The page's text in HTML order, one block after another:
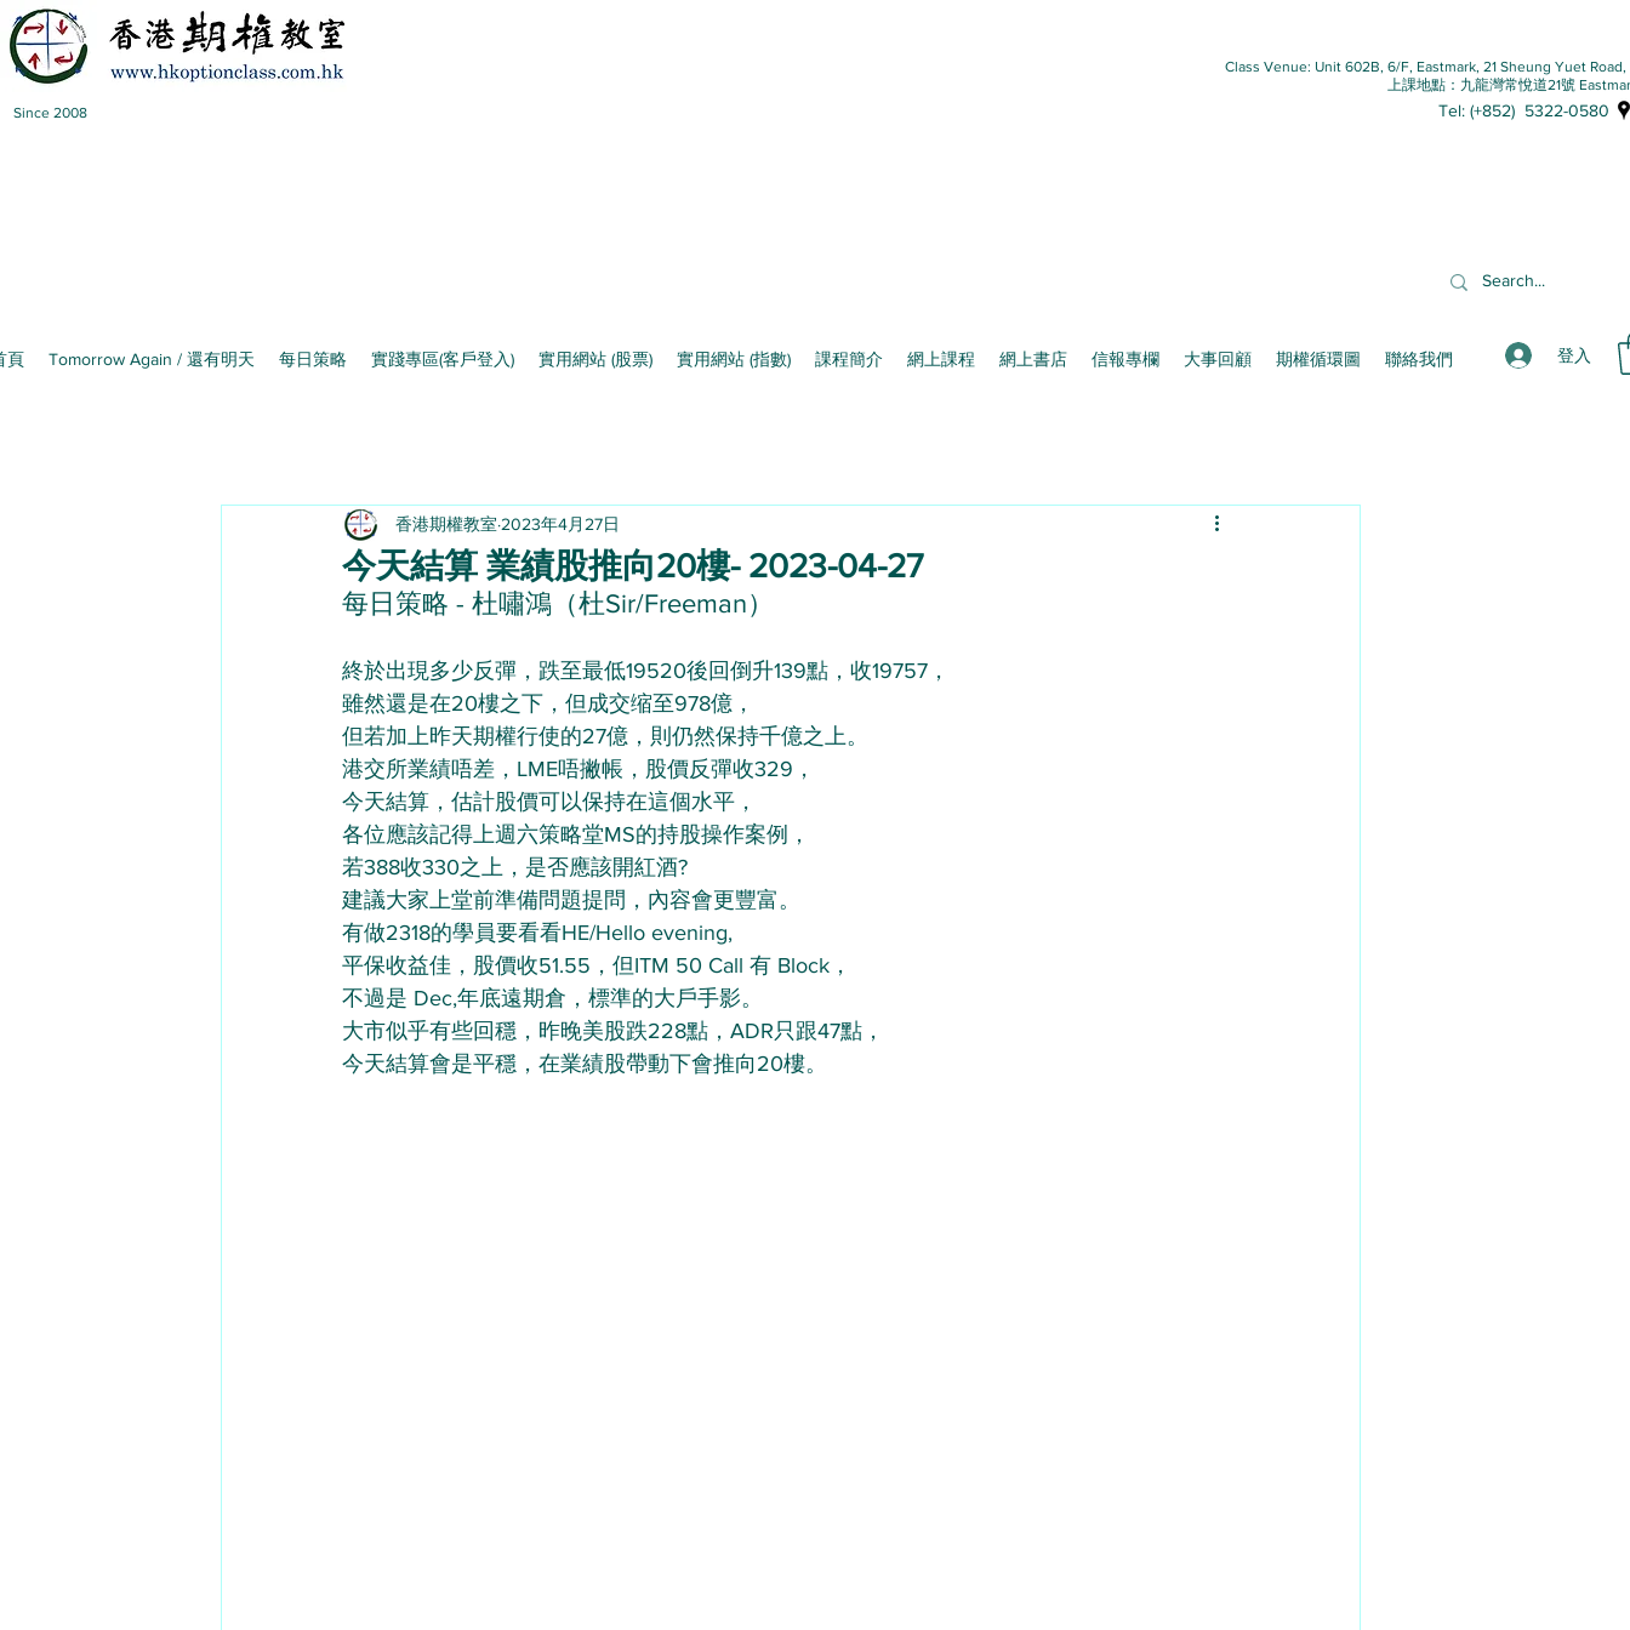
Since 2008
Class Venue: Unit 602B, 6/F, Eastmark, 21 Sheung Yuet
上課地點：九龍灣常悅道21號
Tel: (+852) 5322-0580
頁 Tomorrow Again / 還有明天 每日策略 實踐專區(客戶登入) 實用網站 (股票) 實用網站 (指數) 課程簡介 網上課程 網上書店 信報專欄 大事回顧 期權循環圖 聯絡我們 登入
今天結算 業績股推向20樓- 2023-04-27
香港期權教室 2023年4月27日
每日策略 - 杜嘯鴻（杜Sir/Freeman）
終於出現多少反彈，跌至最低19520後回倒升139點，收19757，
雖然還是在20樓之下，但成交缩至978億，
但若加上昨天期權行使的27億，則仍然保持千億之上。
港交所業績唔差，LME唔撇帳，股價反彈收329，
今天結算，估計股價可以保持在這個水平，
各位應該記得上週六策略堂MS的持股操作案例，
若388收330之上，是否應該開紅酒?
建議大家上堂前準備問題提問，內容會更豐富。
有做2318的學員要看看HE/Hello evening,
平保收益佳，股價收51.55，但ITM 50 Call 有 Block，
不過是 Dec,年底遠期倉，標準的大戶手影。
大市似乎有些回穩，昨晚美股跌228點，ADR只跟47點，
今天結算會是平穩，在業績股帶動下會推向20樓。